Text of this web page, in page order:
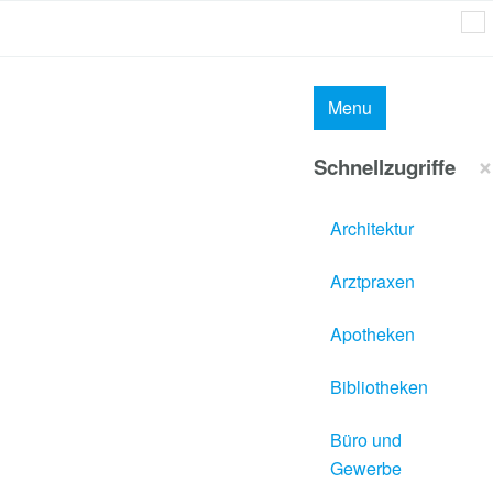
Menu
×
Schnellzugriffe
Architektur
Arztpraxen
Apotheken
Bibliotheken
Büro und
Gewerbe